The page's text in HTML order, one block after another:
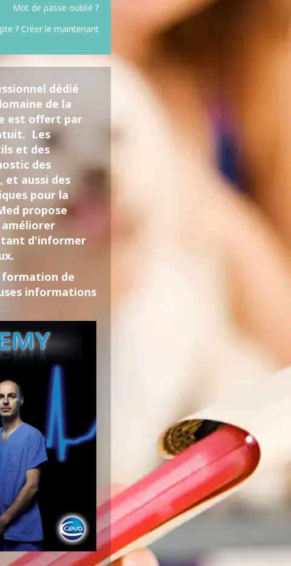
Mot de passe oublié ?
? Créer le maintenant
dédié
de la
est offert par
Les
et des
des
et aussi des
pour la
propose
d'informer
formation de
informations